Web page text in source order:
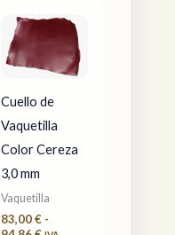
Cuello de
Vaquetilla
Color Cereza
3,0 mm
Vaquetilla
83,00€ -
de
precios:
83,00 €
hasta
94,86 €